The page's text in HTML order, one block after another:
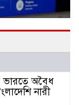
ভারতে অবৈধ
নারী